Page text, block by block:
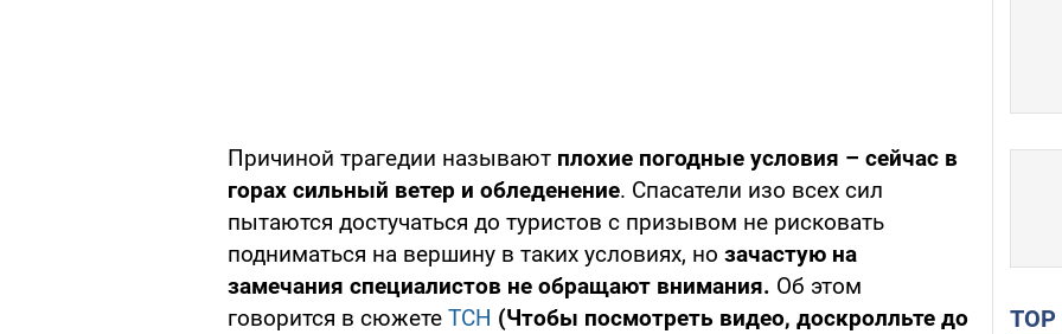
Причиной трагедии называют плохие погодные условия – сейчас в
горах сильный ветер и обледенение. Спасатели изо всех сил
пытаются достучаться до туристов с призывом не рисковать
подниматься на вершину в таких условиях, но зачастую на
замечания специалистов не обращают внимания. Об этом
говорится в сюжете ТСН (Чтобы посмотреть видео, доскролльте до